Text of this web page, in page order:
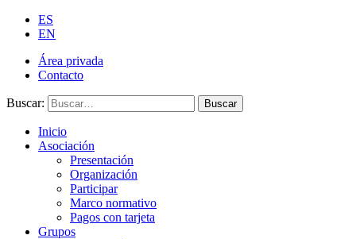
ES
EN
Área privada
Contacto
Buscar: Buscar
Inicio
Asociación
Presentación
Organización
Participar
Marco normativo
Pagos con tarjeta
Grupos